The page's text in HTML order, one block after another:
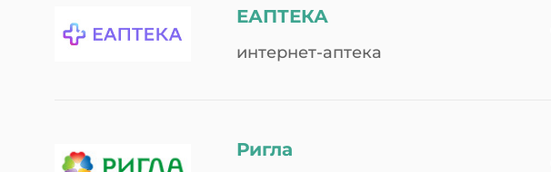
ЕАПТЕКА
интернет-аптека
Ригла